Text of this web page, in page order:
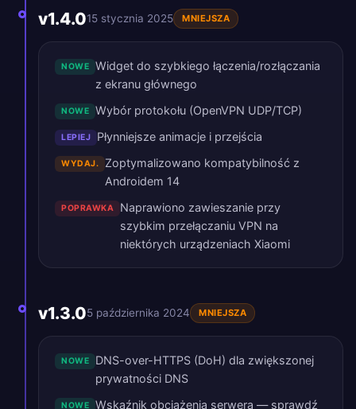
v1.4.015 stycznia 2025 MNIEJSZA
NOWE
Widget do szybkiego łączenia/rozłączania
z ekranu głównego
NOWE Wybór protokołu (OpenVPN UDP/TCP)
LEPIEJ Płynniejsze animacje i przejścia
WYDAJ.
Zoptymalizowano kompatybilność z
Androidem 14
POPRAWKA
Naprawiono zawieszanie przy
szybkim przełączaniu VPN na
niektórych urządzeniach Xiaomi
v1.3.05 października 2024 MNIEJSZA
NOWE
DNS-over-HTTPS (DoH) dla zwiększonej
prywatności DNS
NOWE
Wskaźnik obciążenia serwera — sprawdź